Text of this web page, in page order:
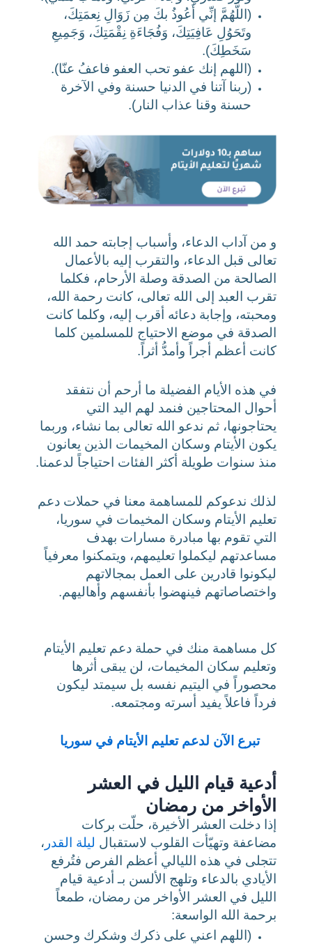
(اللَّهُمَّ إنِّي أَعُوذُ بكَ مِن زَوَالِ نِعمَتِكَ،
وتَحَوُلِ عَافِیَتِكَ، وَفُجَاءَةِ نِقْمَتِكَ، وَجَمِيعِ
سَخَطِكَ).
(اللهم إنك عفو تحب العفو فاعفُ عنّا).
(ربنا آتنا في الدنيا حسنة وفي الآخرة
حسنة وقنا عذاب النار).
و من آداب الدعاء، وأسباب إجابته حمد الله
تعالى قبل الدعاء، والتقرب إليه بالأعمال
الصالحة من الصدقة وصلة الأرحام، فكلما
تقرب العبد إلى الله تعالى، كانت رحمة الله،
ومحبته، وإجابة دعائه أقرب إليه، وكلما كانت
الصدقة في موضع الاحتياج للمسلمين كلما
كانت أعظم أجراً وأمدُّ أثراً.
في هذه الأيام الفضيلة ما أرحم أن نتفقد
أحوال المحتاجين فنمد لهم اليد التي
يحتاجونها، ثم ندعو الله تعالى بما نشاء، وربما
يكون الأيتام وسكان المخيمات الذين يعانون
منذ سنوات طويلة أكثر الفئات احتياجاً لدعمنا.
لذلك ندعوكم للمساهمة معنا في حملات دعم
تعليم الأيتام وسكان المخيمات في سوريا،
التي تقوم بها مبادرة مسارات بهدف
مساعدتهم ليكملوا تعليمهم، ويتمكنوا معرفياً
ليكونوا قادرين على العمل بمجالاتهم
واختصاصاتهم فينهضوا بأنفسهم وأهاليهم.
كل مساهمة منك في حملة دعم تعليم الأيتام
وتعليم سكان المخيمات، لن يبقى أثرها
محصوراً في اليتيم نفسه بل سيمتد ليكون
فرداً فاعلاً يفيد أسرته ومجتمعه.
تبرع الآن لدعم تعليم الأيتام في سوريا
أدعية قيام الليل في العشر
الأواخر من رمضان
إذا دخلت العشر الأخيرة، حلّت بركات
مضاعفة وتهيّأت القلوب لاستقبال ليلة القدر ،
تتجلى في هذه الليالي أعظم الفرص فتُرفع
الأيادي بالدعاء وتلهج الألسن بـ أدعية قيام
الليل في العشر الأواخر من رمضان، طمعاً
برحمة الله الواسعة:
(اللهم اعني على ذكرك وشكرك وحسن